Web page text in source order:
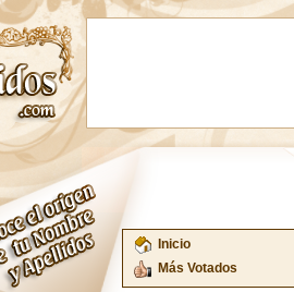
Inicio
Más Votados